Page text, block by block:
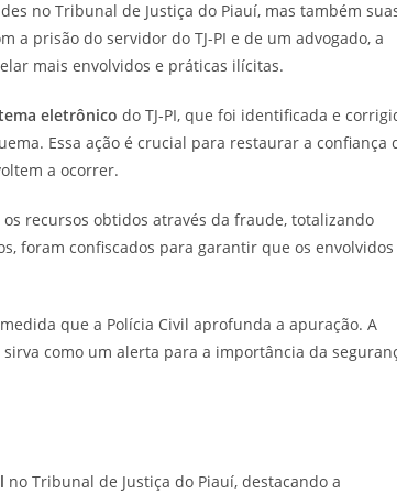
no Tribunal de Justiça do Piauí, mas também
a prisão do servidor do TJ-PI e de um advogado, a
mais envolvidos e práticas ilícitas.
eletrônico do TJ-PI, que foi identificada e
Essa ação é crucial para restaurar a confiança
a ocorrer.
recursos obtidos através da fraude, totalizando
foram confiscados para garantir que os envolvidos
que a Polícia Civil aprofunda a apuração. A
como um alerta para a importância da
no Tribunal de Justiça do Piauí, destacando a